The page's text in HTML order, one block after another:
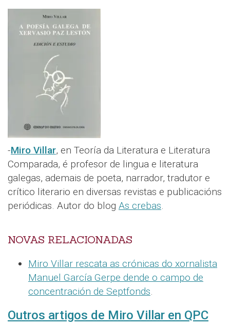
-Miro Villar, en Teoría da Literatura e Literatura
Comparada, é profesor de lingua e literatura
galegas, ademais de poeta, narrador, tradutor e
crítico literario en diversas revistas e publicacións
periódicas. Autor do blog As crebas.
NOVAS RELACIONADAS
Miro Villar rescata as crónicas do xornalista
Manuel García Gerpe dende o campo de
concentración de Septfonds.
Outros artigos de Miro Villar en QPC